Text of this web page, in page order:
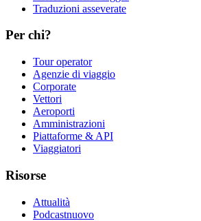
Traduzioni asseverate
Per chi?
Tour operator
Agenzie di viaggio
Corporate
Vettori
Aeroporti
Amministrazioni
Piattaforme & API
Viaggiatori
Risorse
Attualità
Podcastnuovo